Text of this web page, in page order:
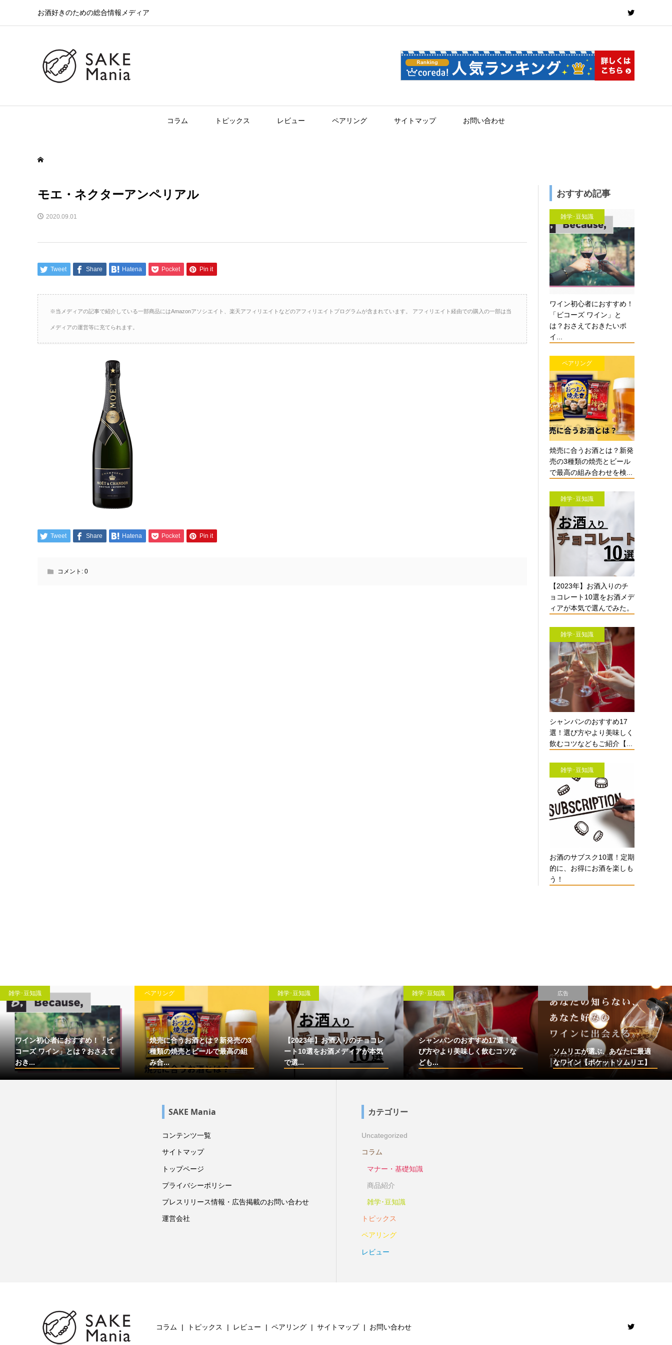
お酒好きのための総合情報メディア
コラム トピックス レビュー ペアリング サイトマップ お問い合わせ
モエ・ネクターアンペリアル
2020.09.01
Tweet Share Hatena Pocket Pin it
※当メディアの記事で紹介している一部商品にはAmazonアソシエイト、楽天アフィリエイトなどのアフィリエイトプログラムが含まれています。 アフィリエイト経由での購入の一部は当
メディアの運営等に充てられます。
Tweet Share Hatena Pocket Pin it
コメント: 0
おすすめ記事
雑学･豆知識
ワイン初心者におすすめ！
「ビコーズ ワイン」と
は？おさえておきたいポ
イ...
ペアリング
焼売に合うお酒とは？新発
売の3種類の焼売とビール
で最高の組み合わせを検...
雑学･豆知識
【2023年】お酒入りのチ
ョコレート10選をお酒メデ
ィアが本気で選んでみた。
雑学･豆知識
シャンパンのおすすめ17
選！選び方やより美味しく
飲むコツなどもご紹介【...
雑学･豆知識
お酒のサブスク10選！定期
的に、お得にお酒を楽しも
う！
者におすすめ！「ビ
ン」とは？おさえて
焼売に合うお酒とは？新発売の3
種類の焼売とビールで最高の組
み合...
【2023年】お酒入りのチョコレ
ート10選をお酒メディアが本気
で選...
雑学･豆知識
シャンパンのおすすめ17選！選
び方やより美味しく飲むコツな
ども...
広告
ソムリエが選ぶ、あなたに最適
なワイン【ポケットソムリエ】
お酒のサ
に、お得
SAKE Mania
コンテンツ一覧
サイトマップ
トップページ
プライバシーポリシー
プレスリリース情報・広告掲載のお問い合わせ
運営会社
カテゴリー
Uncategorized
コラム
マナー・基礎知識
商品紹介
雑学･豆知識
トピックス
ペアリング
レビュー
コラム トピックス レビュー ペアリング サイトマップ お問い合わせ